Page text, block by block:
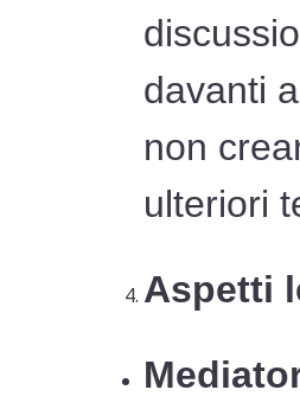
davanti
non
ulteriori
Aspetti